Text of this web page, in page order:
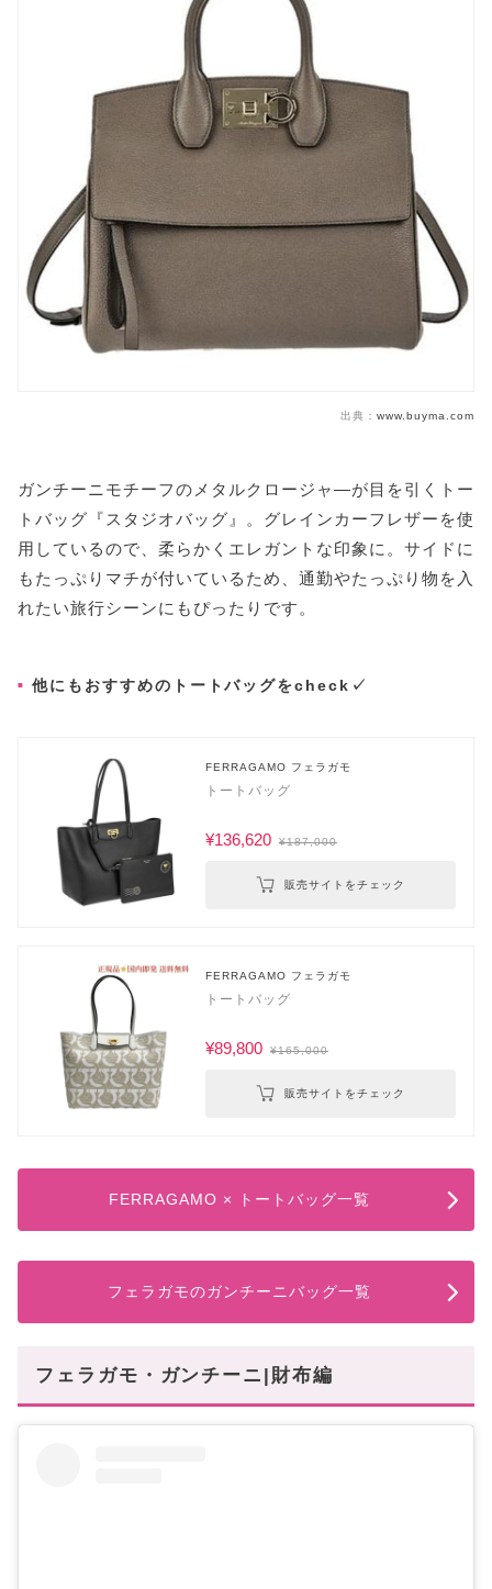
出典： www.buyma.com
ガンチーニモチーフのメタルクロージャ―が目を引くトー
トバッグ『スタジオバッグ』。グレインカーフレザーを使
用しているので、柔らかくエレガントな印象に。サイドに
もたっぷりマチが付いているため、通勤やたっぷり物を入
れたい旅行シーンにもぴったりです。
他にもおすすめのトートバッグをcheck✓
FERRAGAMO フェラガモ
トートバッグ
¥136,620 ¥187,000
販売サイトをチェック
FERRAGAMO フェラガモ
トートバッグ
¥89,800 ¥165,000
販売サイトをチェック
FERRAGAMO × トートバッグ一覧
フェラガモのガンチーニバッグ一覧
フェラガモ・ガンチーニ|財布編